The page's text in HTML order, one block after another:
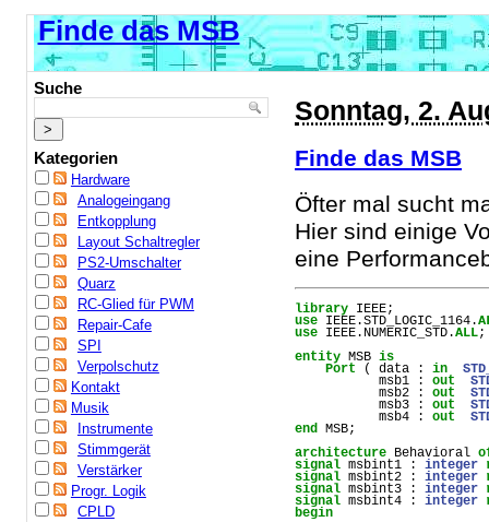
Finde das MSB
Suche
Kategorien
Hardware
Analogeingang
Entkopplung
Layout Schaltregler
PS2-Umschalter
Quarz
RC-Glied für PWM
Repair-Cafe
SPI
Verpolschutz
Kontakt
Musik
Instrumente
Stimmgerät
Verstärker
Progr. Logik
CPLD
Sonntag, 2.
Finde das MSB
Öfter mal sucht
Hier sind einige
eine
library IEEE;
use
IEEE.STD_LOGIC_1164.
use
IEEE. NUMERIC_STD.ALL;
entity MSB
is
Port ( data : in
msb1
: out
msb2 : out
msb3 : out
msb4 : out
end
MSB;
architecture
Behavioral
signal
msbint1 : integer
signal
msbint2 : integer
signal
msbint3 : integer
signal
msbint4 : integer
begin